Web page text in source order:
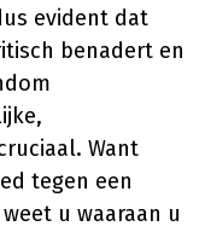
evident dat
benadert en
Want
tegen een
u waaraan u